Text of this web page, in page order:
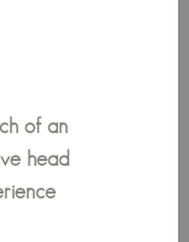
of an
head